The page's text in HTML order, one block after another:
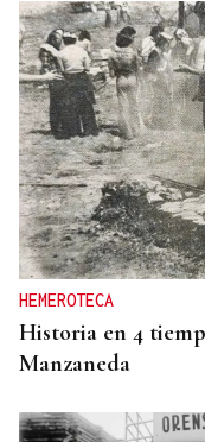
HEMEROTECA
Historia en 4
Manzaneda